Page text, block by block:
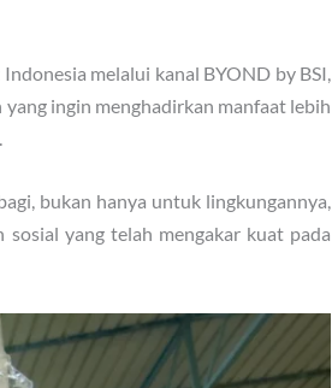
melalui kanal BYOND by BSI,
ingin menghadirkan manfaat lebih
bukan hanya untuk lingkungannya,
yang telah mengakar kuat pada